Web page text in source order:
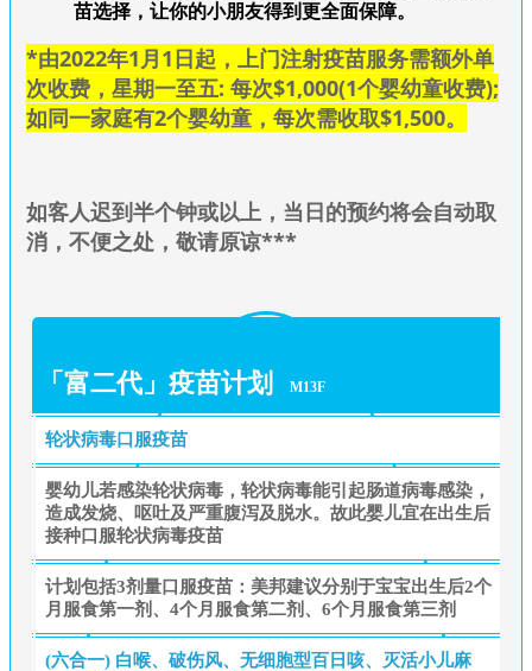
苗选择，让你的小朋友得到更全面保障。
*由2022年1月1日起，上门注射疫苗服务需额外单
次收费，星期一至五: 每次$1,000(1个婴幼童收费);
如同一家庭有2个婴幼童，每次需收取$1,500。
如客人迟到半个钟或以上，当日的预约将会自动取
消，不便之处，敬请原谅***
「富二代」疫苗计划 M13F
轮状病毒口服疫苗
婴幼儿若感染轮状病毒，轮状病毒能引起肠道病毒感染，
造成发烧、呕吐及严重腹泻及脱水。故此婴儿宜在出生后
接种口服轮状病毒疫苗
计划包括3剂量口服疫苗：美邦建议分别于宝宝出生后2个
月服食第一剂、4个月服食第二剂、6个月服食第三剂
(六合一) 白喉、破伤风、无细胞型百日咳、灭活小儿麻